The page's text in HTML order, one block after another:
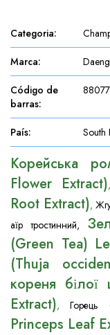
Categoria:
Marca:
Código de
barras:
País: South
Корейська
Flower Extract)
Root Extract),
аїр тростинний,
(Green Tea)
(Thuja
кореня
Extract),Горець
Princeps Leaf